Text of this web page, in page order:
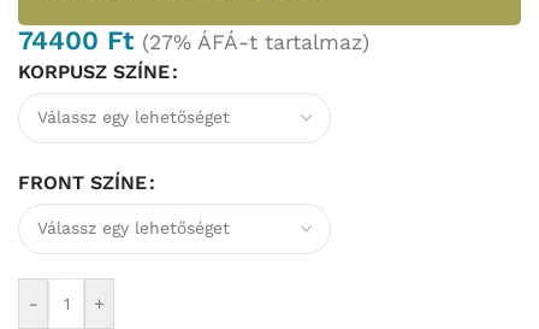
74400 Ft (27% ÁFÁ-t tartalmaz)
KORPUSZ SZÍNE
FRONT SZÍNE
- +